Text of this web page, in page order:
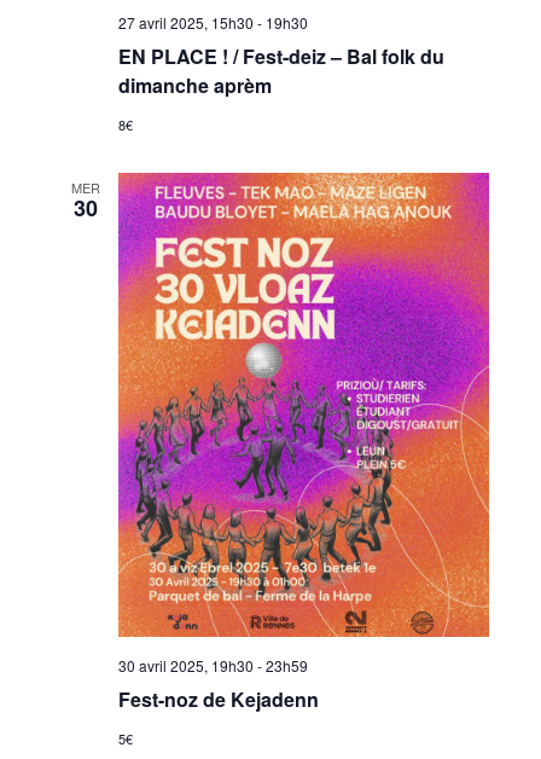
27 avril 2025, 15h30 - 19h30
EN PLACE ! / Fest-deiz – Bal folk du
dimanche aprèm
8€
MER
30
30 avril 2025, 19h30 -23h59
Fest-noz de Kejadenn
5€